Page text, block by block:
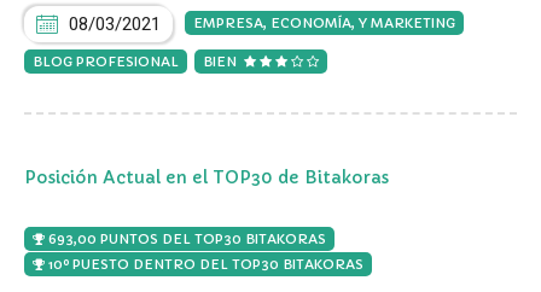
08/03/2021 EMPRESA, ECONOMÍA, Y MARKETING
BLOG PROFESIONAL BIEN
Posición Actual en el TOP30 de Bitakoras
693,00 PUNTOS DEL TOP30 BITAKORAS
10º PUESTO DENTRO DEL TOP30 BITAKORAS